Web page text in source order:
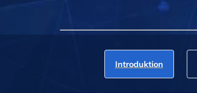
Introduktion